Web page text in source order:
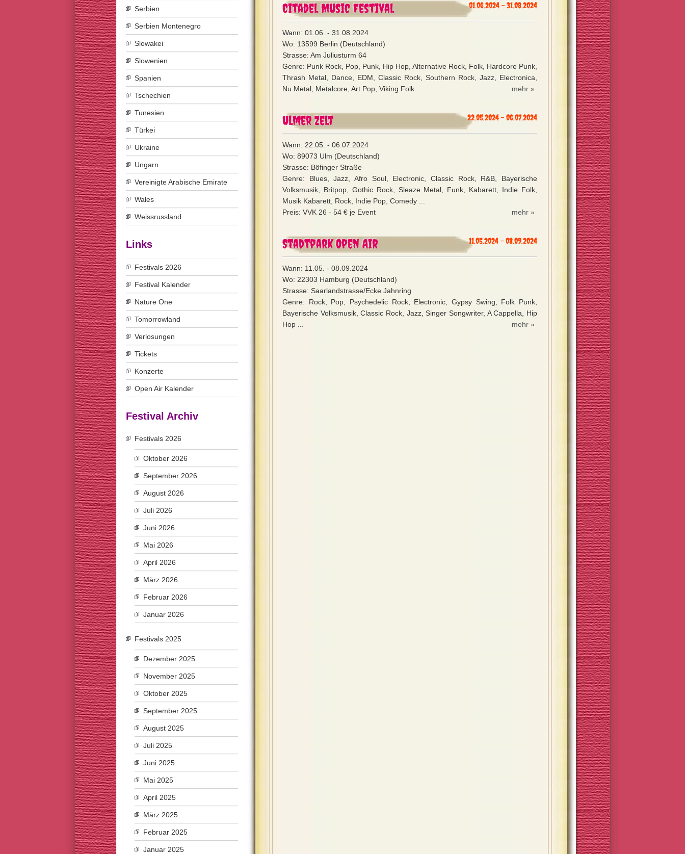
Citadel Music Festival 01.06.2024 - 31.08.2024
Wann: 01.06. - 31.08.2024
Wo: 13599 Berlin (Deutschland)
Strasse: Am Juliusturm 64
Genre: Punk Rock, Pop, Punk, Hip Hop, Alternative Rock, Folk, Hardcore Punk,
Thrash Metal, Dance, EDM, Classic Rock, Southern Rock, Jazz, Electronica,
Nu Metal, Metalcore, Art Pop, Viking Folk ...
mehr »
Ulmer Zelt 22.05.2024 - 06.07.2024
Wann: 22.05. - 06.07.2024
Wo: 89073 Ulm (Deutschland)
Strasse: Böfinger Straße
Genre: Blues, Jazz, Afro Soul, Electronic, Classic Rock, R&B, Bayerische
Volksmusik, Britpop, Gothic Rock, Sleaze Metal, Funk, Kabarett, Indie Folk,
Musik Kabarett, Rock, Indie Pop, Comedy ...
Preis: VVK 26 - 54 € je Event
mehr »
Stadtpark Open Air 11.05.2024 - 08.09.2024
Wann: 11.05. - 08.09.2024
Wo: 22303 Hamburg (Deutschland)
Strasse: Saarlandstrasse/Ecke Jahnring
Genre: Rock, Pop, Psychedelic Rock, Electronic, Gypsy Swing, Folk Punk,
Bayerische Volksmusik, Classic Rock, Jazz, Singer Songwriter, A Cappella, Hip
Hop ...
mehr »
Serbien
Serbien Montenegro
Slowakei
Slowenien
Spanien
Tschechien
Tunesien
Türkei
Ukraine
Ungarn
Vereinigte Arabische Emirate
Wales
Weissrussland
Links
Festivals 2026
Festival Kalender
Nature One
Tomorrowland
Verlosungen
Tickets
Konzerte
Open Air Kalender
Festival Archiv
Festivals 2026
Oktober 2026
September 2026
August 2026
Juli 2026
Juni 2026
Mai 2026
April 2026
März 2026
Februar 2026
Januar 2026
Festivals 2025
Dezember 2025
November 2025
Oktober 2025
September 2025
August 2025
Juli 2025
Juni 2025
Mai 2025
April 2025
März 2025
Februar 2025
Januar 2025